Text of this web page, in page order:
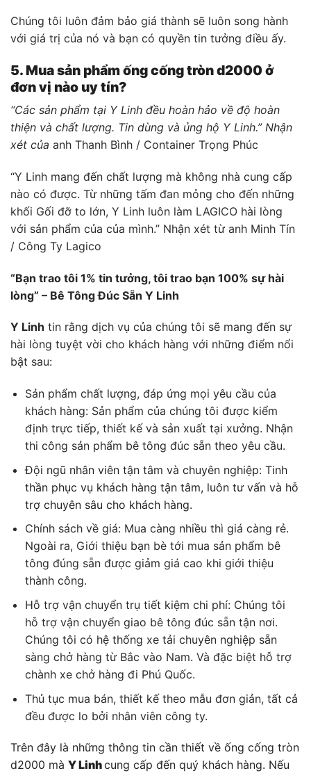
Chúng tôi luôn đảm bảo giá thành sẽ luôn song hành
với giá trị của nó và bạn có quyền tin tưởng điều ấy.
5. Mua sản phẩm ống cống tròn d2000 ở
đơn vị nào uy tín?
“Các sản phẩm tại Y Linh đều hoàn hảo về độ hoàn
thiện và chất lượng. Tin dùng và ủng hộ Y Linh.” Nhận
xét của anh Thanh Bình / Container Trọng Phúc
“Y Linh mang đến chất lượng mà không nhà cung cấp
nào có được. Từ những tấm đan mỏng cho đến những
khối Gối đỡ to lớn, Y Linh luôn làm LAGICO hài lòng
với sản phẩm của của mình.” Nhận xét từ anh Minh Tín
/ Công Ty Lagico
“Bạn trao tôi 1% tin tưởng, tôi trao bạn 100% sự hài
lòng” – Bê Tông Đúc Sẵn Y Linh
Y Linh tin rằng dịch vụ của chúng tôi sẽ mang đến sự
hài lòng tuyệt vời cho khách hàng với những điểm nổi
bật sau:
Sản phẩm chất lượng, đáp ứng mọi yêu cầu của
khách hàng: Sản phẩm của chúng tôi được kiểm
định trực tiếp, thiết kế và sản xuất tại xưởng. Nhận
thi công sản phẩm bê tông đúc sẵn theo yêu cầu.
Đội ngũ nhân viên tận tâm và chuyên nghiệp: Tinh
thần phục vụ khách hàng tận tâm, luôn tư vấn và hỗ
trợ chuyên sâu cho khách hàng.
Chính sách về giá: Mua càng nhiều thì giá càng rẻ.
Ngoài ra, Giới thiệu bạn bè tới mua sản phẩm bê
tông đúng sẵn được giảm giá cao khi giới thiệu
thành công.
Hỗ trợ vận chuyển trụ tiết kiệm chi phí: Chúng tôi
hỗ trợ vận chuyển giao bê tông đúc sẵn tận nơi.
Chúng tôi có hệ thống xe tải chuyên nghiệp sẵn
sàng chở hàng từ Bắc vào Nam. Và đặc biệt hỗ trợ
chành xe chở hàng đi Phú Quốc.
Thủ tục mua bán, thiết kế theo mẫu đơn giản, tất cả
đều được lo bởi nhân viên công ty.
Trên đây là những thông tin cần thiết về ống cống tròn
d2000 mà Y Linhcung cấp đến quý khách hàng. Nếu